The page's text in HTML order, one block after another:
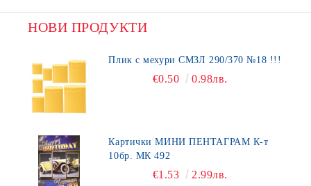
НОВИ ПРОДУКТИ
Плик с мехури СМЗЛ 290/370 №18 !!!
€0.50 0.98лв.
Картички МИНИ ПЕНТАГРАМ К-т
10бр. МК 492
€1.53 2.99лв.